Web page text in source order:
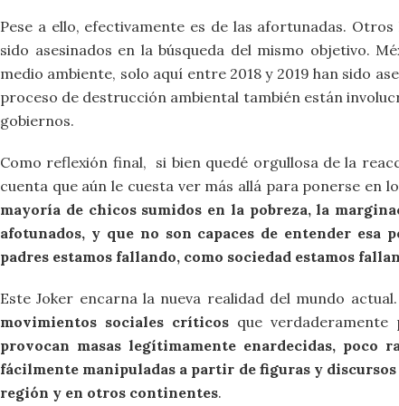
Pese a ello, efectivamente es de las afortunadas.
sido asesinados en la búsqueda del mismo objetivo.
medio ambiente, solo aquí entre 2018 y 2019 han sido
proceso de destrucción ambiental también están
gobiernos.
Como reflexión final, si bien quedé orgullosa de la
cuenta que aún le cuesta ver más allá para ponerse en
mayoría de chicos sumidos en la pobreza, la
afotunados, y que no son capaces de entender
padres estamos fallando, como sociedad estamos
Este Joker encarna la nueva realidad del mundo actual.
movimientos sociales críticos que
provocan masas legítimamente enardecidas, poco
fácilmente manipuladas a partir de figuras y
región y en otros continentes.